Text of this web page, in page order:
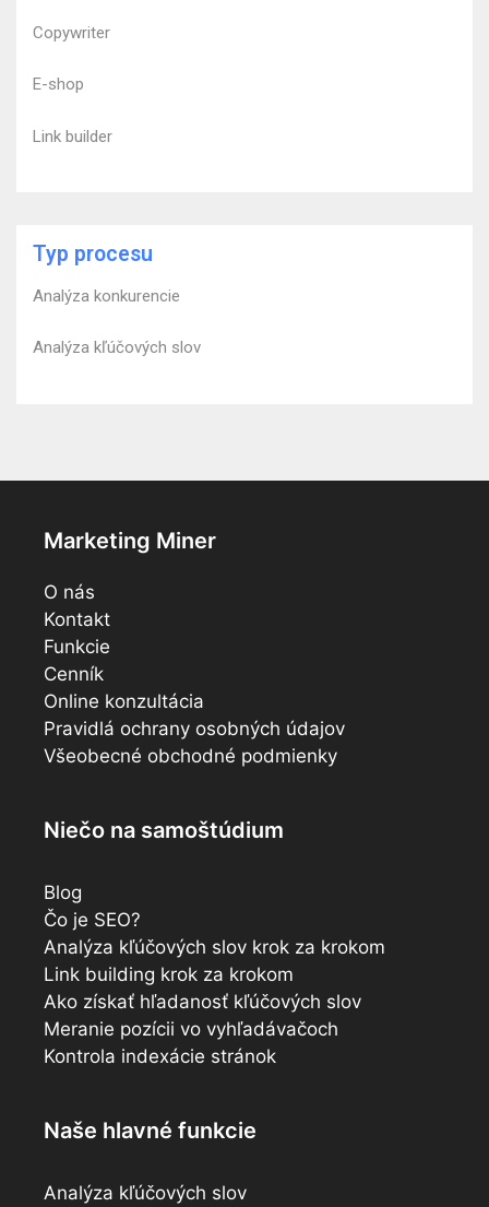
Copywriter
E-shop
Link builder
Typ procesu
Analýza konkurencie
Analýza kľúčových slov
Marketing Miner
O nás
Kontakt
Funkcie
Cenník
Online konzultácia
Pravidlá ochrany osobných údajov
Všeobecné obchodné podmienky
Niečo na samoštúdium
Blog
Čo je SEO?
Analýza kľúčových slov krok za krokom
Link building krok za krokom
Ako získať hľadanosť kľúčových slov
Meranie pozícii vo vyhľadávačoch
Kontrola indexácie stránok
Naše hlavné funkcie
Analýza kľúčových slov